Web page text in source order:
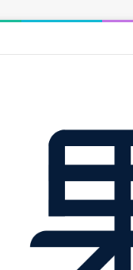
預計 2027 年底完工，中